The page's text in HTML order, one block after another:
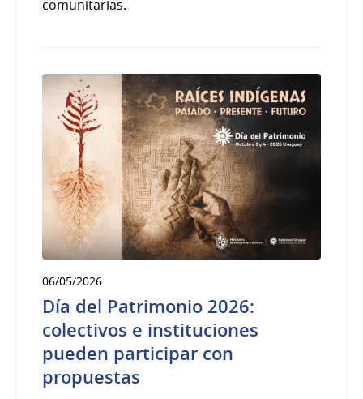
comunitarias.
06/05/2026
Día del Patrimonio 2026:
colectivos e instituciones
pueden participar con
propuestas